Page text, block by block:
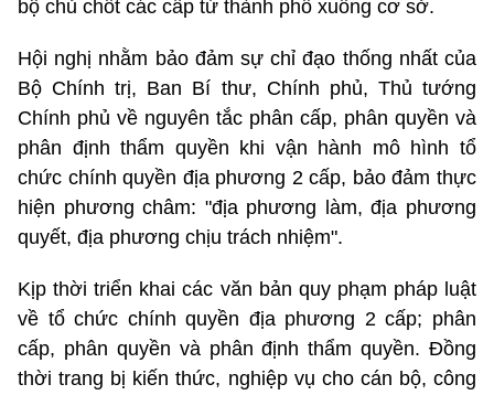
bộ chủ chốt các cấp từ thành phố xuống cơ sở.
Hội nghị nhằm bảo đảm sự chỉ đạo thống nhất của
Bộ Chính trị, Ban Bí thư, Chính phủ, Thủ tướng
Chính phủ về nguyên tắc phân cấp, phân quyền và
phân định thẩm quyền khi vận hành mô hình tổ
chức chính quyền địa phương 2 cấp, bảo đảm thực
hiện phương châm: "địa phương làm, địa phương
quyết, địa phương chịu trách nhiệm".
Kịp thời triển khai các văn bản quy phạm pháp luật
về tổ chức chính quyền địa phương 2 cấp; phân
cấp, phân quyền và phân định thẩm quyền. Đồng
thời trang bị kiến thức, nghiệp vụ cho cán bộ, công